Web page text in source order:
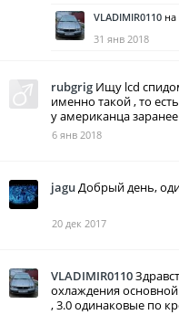
VLADIMIR0110 на
31 янв 2018
rubgrig Ищу lcd
именно такой , то
у американца
6 янв 2018
jaguДобрый день,
20 дек 2017
VLADIMIR0110
охлаждения основной
, 3.0 одинаковые по